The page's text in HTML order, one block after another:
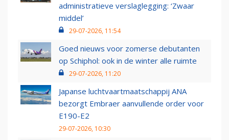
administratieve verslaglegging: ‘Zwaar
middel’
29-07-2026, 11:54
Goed nieuws voor zomerse debutanten
op Schiphol: ook in de winter alle ruimte
29-07-2026, 11:20
Japanse luchtvaartmaatschappij ANA
bezorgt Embraer aanvullende order voor
E190-E2
29-07-2026, 10:30